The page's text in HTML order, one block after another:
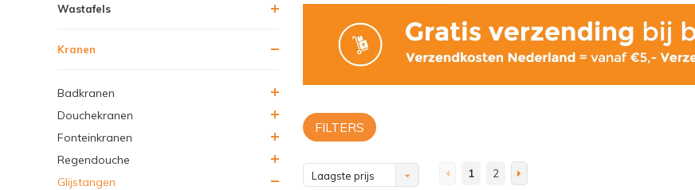
Wastafels
Kranen
Badkranen
Douchekranen
Fonteinkranen
Regendouche
Glijstangen
FILTERS
Laagste prijs 1 2